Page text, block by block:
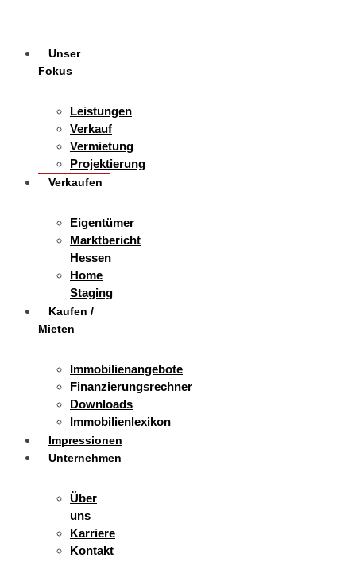
Unser
Fokus
Leistungen
Verkauf
Vermietung
Projektierung
Verkaufen
Eigentümer
Marktbericht
Hessen
Home
Staging
Kaufen /
Mieten
Immobilienangebote
Finanzierungsrechner
Downloads
Immobilienlexikon
Impressionen
Unternehmen
Über
uns
Karriere
Kontakt